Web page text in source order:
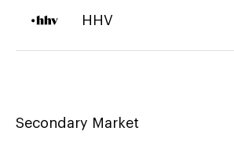
HHV
Secondary Market